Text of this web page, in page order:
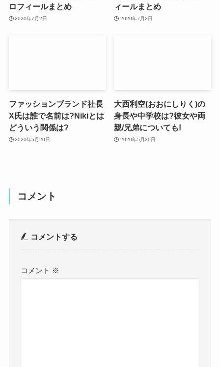
ロフィールまとめ
2020年7月2日
ィールまとめ
2020年7月2日
ファッションブランド社長
X氏は誰で名前は?Nikiとは
どういう関係は?
2020年5月20日
大西利空(おおにしりく)の
身長や中学校は?彼女や両
親/兄弟についても!
2020年5月20日
コメント
コメントする
コメント ※